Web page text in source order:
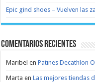
Epic gind shoes – Vuelven las
Comentarios recientes
Maribel enPatines Decathlon
Marta enLas mejores tiendas